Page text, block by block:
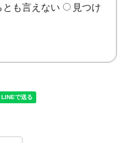
とも言えない
見つけ